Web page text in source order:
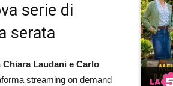
serie di
serata
Chiara Laudani e Carlo
streaming on demand